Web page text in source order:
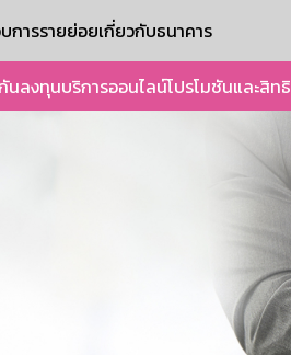
การรายย่อยเกี่ยวกับธนาคาร
นลงทุนบริการออนไลน์โปรโมชันและสิท